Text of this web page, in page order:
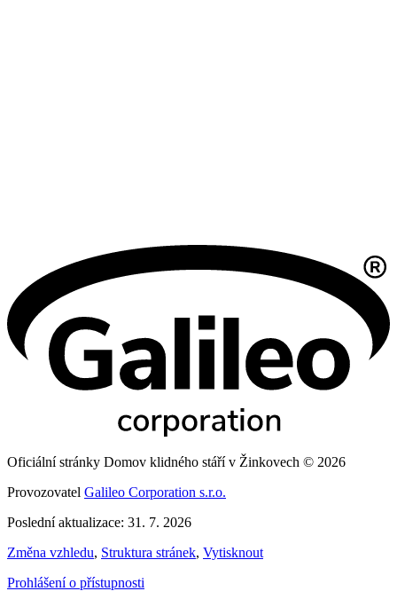
Oficiální stránky Domov klidného stáří v Žinkovech © 2026
Provozovatel Galileo Corporation s.r.o.
Poslední aktualizace: 31. 7. 2026
Změna vzhledu, Struktura stránek, Vytisknout
Prohlášení o přístupnosti